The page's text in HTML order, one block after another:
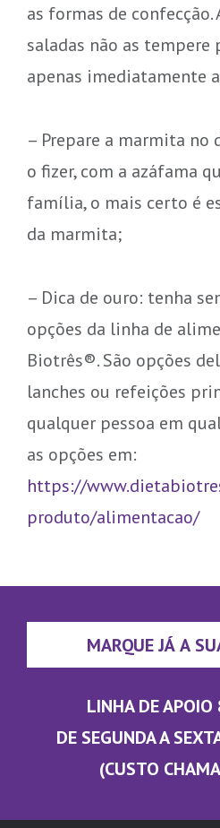
as formas de confecção.
saladas não as tempere
apenas imediatamente
– Prepare a marmita no
o fizer, com a azáfama
família, o mais certo é
da marmita;
– Dica de ouro: tenha
opções da linha de
Biotrês®. São opções
lanches ou refeições
qualquer pessoa em
as opções em:
https://
produto/alimentacao/
MARQUE JÁ A
LINHA DE
DE SEGUNDA A
(CUSTO